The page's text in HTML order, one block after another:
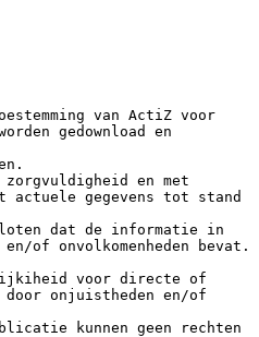
van ActiZ voor
gedownload en
en met
actuele gegevens tot stand
dat de informatie in
of onvolkomenheden bevat.
voor directe of
onjuistheden en/of
kunnen geen rechten